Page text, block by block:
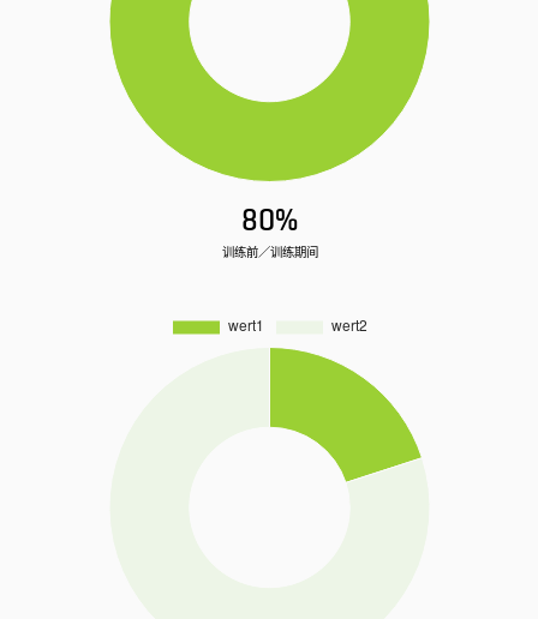
80%
训练前／训练期间